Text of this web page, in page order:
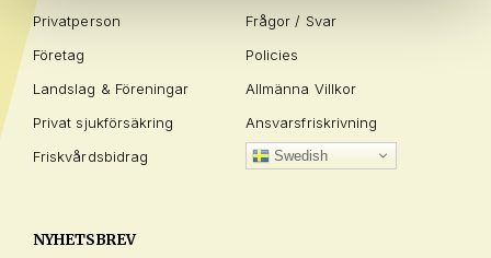
Privatperson
Företag
Landslag & Föreningar
Privat sjukförsäkring
Friskvårdsbidrag
Frågor / Svar
Policies
Allmänna Villkor
Ansvarsfriskrivning
Swedish
NYHETSBREV